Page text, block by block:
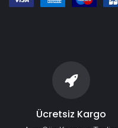
Ücretsiz Kargo